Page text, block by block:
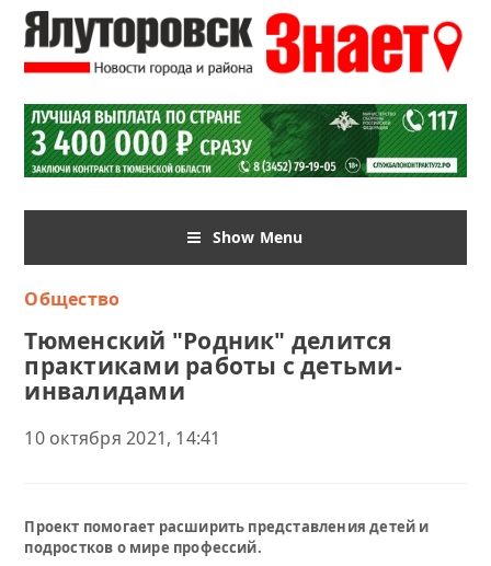
Show Menu
Общество
Тюменский "Родник" делится
практиками работы с детьми-
инвалидами
10 октября 2021, 14:41
Проект помогает расширить представления детей и
подростков о мире профессий.